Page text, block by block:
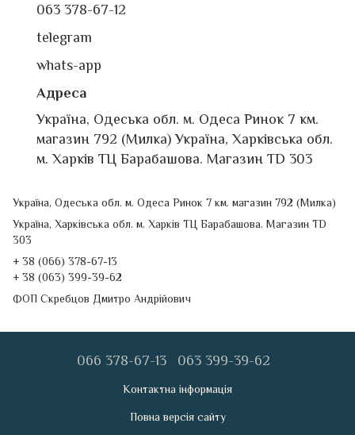
063 378-67-12
telegram
whats-app
Адреса
Україна, Одеська обл. м. Одеса Ринок 7 км.
магазин 792 (Милка) Україна, Харківська обл.
м. Харків ТЦ Барабашова. Магазин TD 303
Україна, Одеська обл. м. Одеса Ринок 7 км. магазин 792 (Милка)
Україна, Харківська обл. м. Харків ТЦ Барабашова. Магазин TD
303
+ 38 (066) 378-67-13
+ 38 (063) 399-39-62
ФОП Скребцов Дмитро Андрійович
066 378-67-13 063 399-39-62
Контактна інформація
Повна версія сайту